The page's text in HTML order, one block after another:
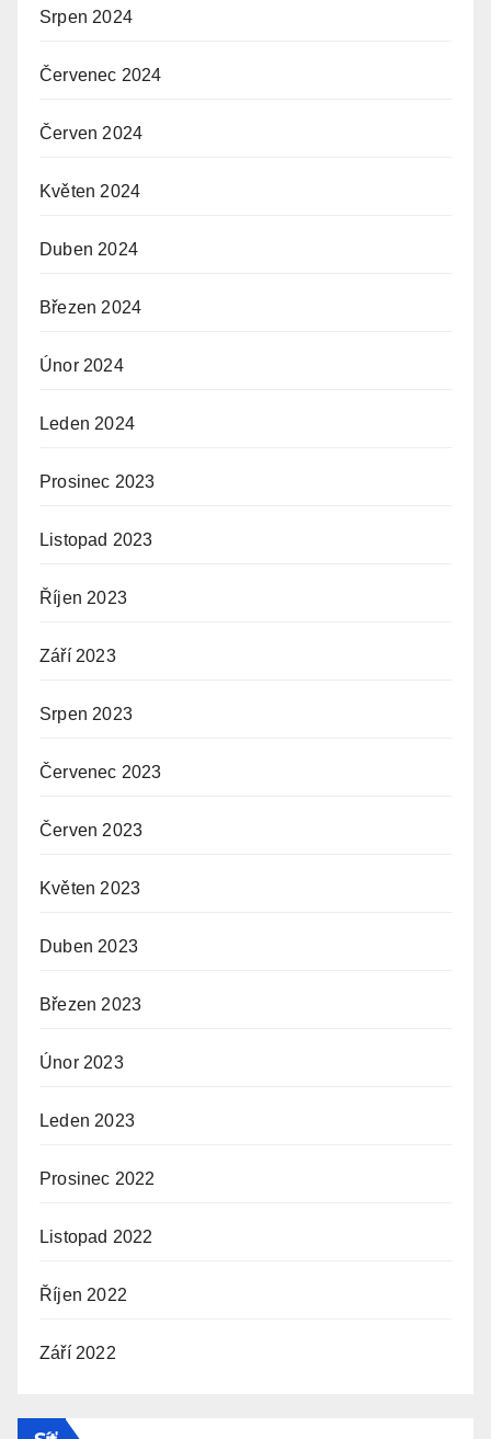
Srpen 2024
Červenec 2024
Červen 2024
Květen 2024
Duben 2024
Březen 2024
Únor 2024
Leden 2024
Prosinec 2023
Listopad 2023
Říjen 2023
Září 2023
Srpen 2023
Červenec 2023
Červen 2023
Květen 2023
Duben 2023
Březen 2023
Únor 2023
Leden 2023
Prosinec 2022
Listopad 2022
Říjen 2022
Září 2022